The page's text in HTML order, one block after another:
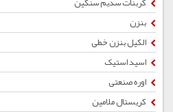
بنزن
الکیل بنزن خطی
اسید استیک
اوره صنعتی
کریستال ملامین